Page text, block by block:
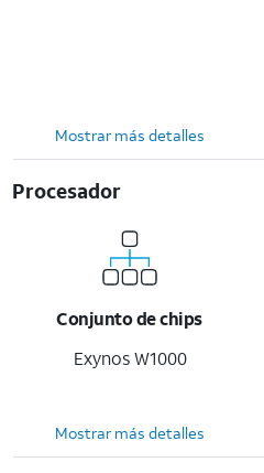
Mostrar más detalles
Procesador
Conjunto de chips
Exynos W1000
Mostrar más detalles